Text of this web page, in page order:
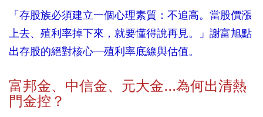
「存股族必須建立一個心理素質：不追高。當股價漲
上去、殖利率掉下來，就要懂得說再見。」謝富旭點
出存股的絕對核心—殖利率底線與估值。
富邦金、中信金、元大金...為何出清熱
門金控？